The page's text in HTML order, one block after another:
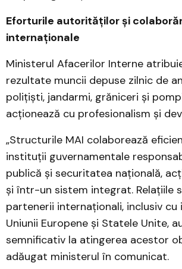
Eforturile autorităților și
internaționale
Ministerul Afacerilor Interne
rezultate muncii depuse zilnic de
polițiști, jandarmi, grăniceri și
acționează cu profesionalism și
„Structurile MAI colaborează
instituții guvernamentale
publică și securitatea națională,
și într-un sistem integrat. Relațiile
partenerii internaționali, inclusiv
Uniunii Europene și Statele Unite,
semnificativ la atingerea acestor
adăugat ministerul în comunicat.